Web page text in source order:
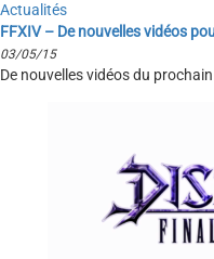
Actualités
FFXIV – De nouvelles vidéos
03/05/15
De nouvelles vidéos du